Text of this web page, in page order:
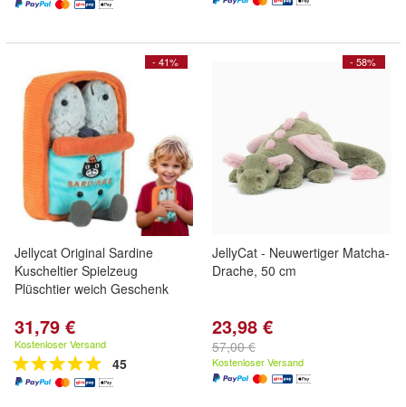
- 41%
Jellycat Original Sardine
Kuscheltier Spielzeug
Plüschtier weich Geschenk
31,79 €
Kostenloser Versand
45
- 58%
JellyCat - Neuwertiger Matcha-
Drache, 50 cm
23,98 €
57,00 €
Kostenloser Versand